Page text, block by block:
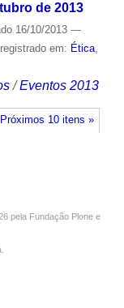
de 2013
16/10/2013 —
em: Ética,
/Eventos 2013
Próximos 10 itens »
pela Fundação Plone e